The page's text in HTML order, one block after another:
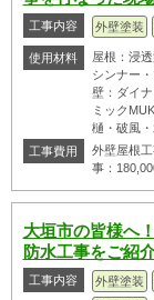
工事内容 外壁塗装
使用材料
屋根：浸
シンナー
壁：ダイ
ミック
樋・破風
工事費用
外壁屋根
事：
大垣市の皆様へ
防水工事をご紹
工事内容 外壁塗装